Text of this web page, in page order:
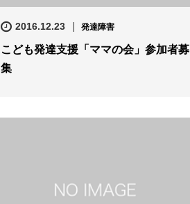
2016.12.23 発達障害
こども発達支援「ママの会」参加者募
集